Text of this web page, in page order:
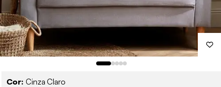
Cor: Cinza Claro